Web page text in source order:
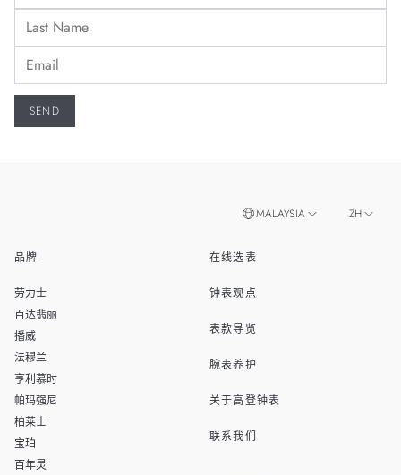
品牌
劳力士
百达翡丽
播威
法穆兰
亨利慕时
帕玛强尼
柏莱士
宝珀
百年灵
在线选表
钟表观点
表款导览
腕表养护
关于高登钟表
联系我们
MALAYSIA ZH